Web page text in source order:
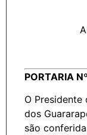
PORTARIA
O
dos
são